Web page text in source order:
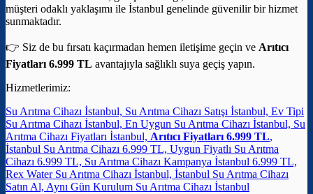
müşteri odaklı yaklaşımı ile İstanbul genelinde güvenilir bir hizmet
sunmaktadır.
👉 Siz de bu fırsatı kaçırmadan hemen iletişime geçin ve Arıtıcı
Fiyatları 6.999 TL avantajıyla sağlıklı suya geçiş yapın.
Hizmetlerimiz:
Su Arıtma Cihazı İstanbul, Su Arıtma Cihazı Satışı İstanbul, Ev Tipi
Su Arıtma Cihazı İstanbul, En Uygun Su Arıtma Cihazı İstanbul, Su
Arıtma Cihazı Fiyatları İstanbul, Arıtıcı Fiyatları 6.999 TL,
İstanbul Su Arıtma Cihazı 6.999 TL, Uygun Fiyatlı Su Arıtma
Cihazı 6.999 TL, Su Arıtma Cihazı Kampanya İstanbul 6.999 TL,
Rex Water Su Arıtma Cihazı İstanbul, İstanbul Su Arıtma Cihazı
Satın Al, Aynı Gün Kurulum Su Arıtma Cihazı İstanbul